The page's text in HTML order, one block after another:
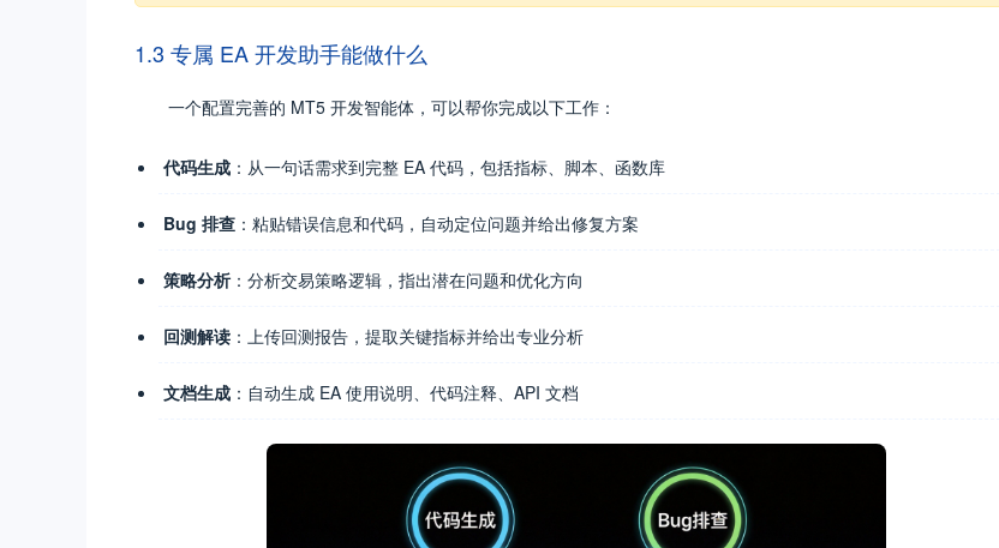
1.3 专属 EA 开发助手能做什么
一个配置完善的 MT5 开发智能体，可以帮你完成以下工作：
代码生成 ：从一句话需求到完整 EA 代码，包括指标、脚本、函数库
Bug 排查 ：粘贴错误信息和代码，自动定位问题并给出修复方案
策略分析：分析交易策略逻辑，指出潜在问题和优化方向
回测解读 ：上传回测报告，提取关键指标并给出专业分析
文档生成 ：自动生成 EA 使用说明、代码注释、API 文档